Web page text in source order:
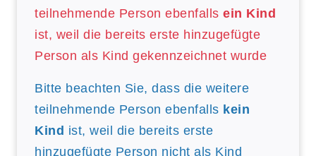
teilnehmende Person ebenfalls ein Kind
ist, weil die bereits erste hinzugefügte
Person als Kind gekennzeichnet wurde
Bitte beachten Sie, dass die weitere
teilnehmende Person ebenfalls kein
Kind ist, weil die bereits erste
hinzugefügte Person nicht als Kind